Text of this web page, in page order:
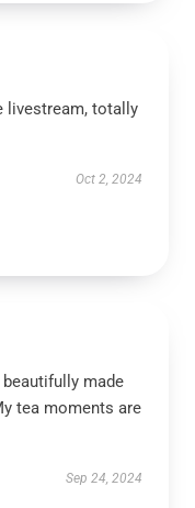
livestream, totally
Oct 2, 2024
beautifully made
tea moments are
Sep 24, 2024